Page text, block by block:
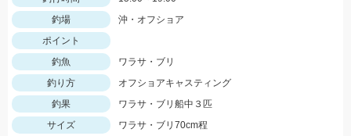
釣場
沖・オフショア
ポイント
釣魚
ワラサ・ブリ
釣り方
オフショアキャスティング
釣果
ワラサ・ブリ船中３匹
サイズ
ワラサ・ブリ70cm程